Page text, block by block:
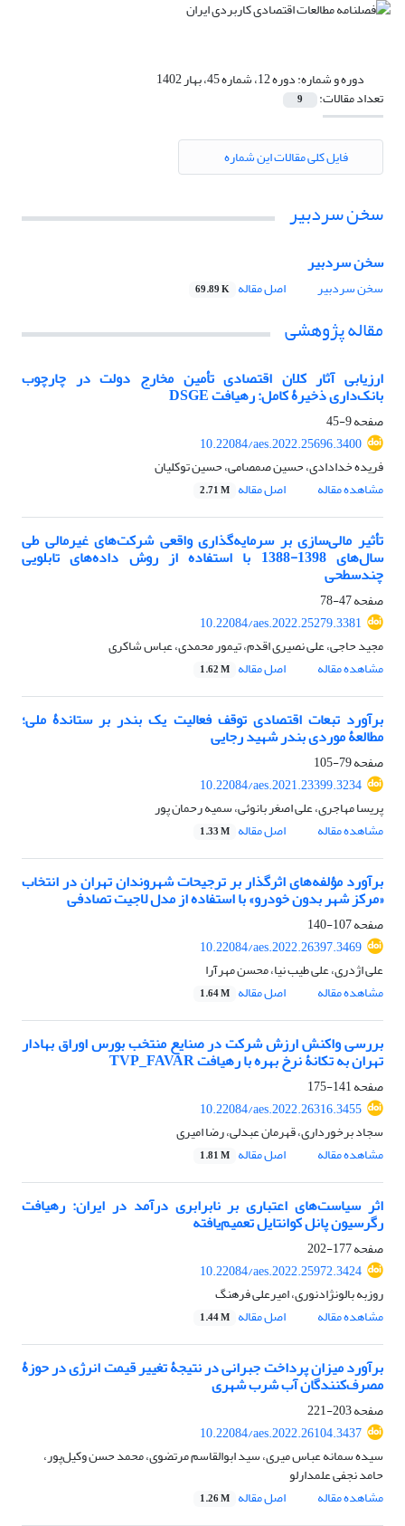
دوره و شماره:دوره 12، شماره 45، بهار 1402
تعداد مقالات: 9
فایل کلی مقالات این شماره
سخن سردبیر
سخن سردبیر
سخن سردبیر اصل مقاله 69.89 K
مقاله پژوهشی
ارزیابی آثار کلان اقتصادی تأمین مخارج دولت در چارچوب
بانک‌داری ذخیرۀ کامل: رهیافت DSGE
صفحه9-45
10.22084/aes.2022.25696.3400
فریده خدادادی، حسین صمصامی، حسین توکلیان
مشاهده مقاله
اصل مقاله 2.71 M
تأثیر مالی‌سازی بر سرمایه‌گذاری واقعی شرکت‌های غیرمالی طی
سال‌های 1398-1388 با استفاده از روش داده‌های تابلویی
چندسطحی
صفحه47-78
10.22084/aes.2022.25279.3381
مجید حاجی، علی نصیری اقدم، تیمور محمدی، عباس شاکری
مشاهده مقاله
اصل مقاله 1.62 M
برآورد تبعات اقتصادی توقف فعالیت یک بندر بر ستاندۀ ملی؛
مطالعۀ موردی بندر شهید رجایی
صفحه79-105
10.22084/aes.2021.23399.3234
پریسا مهاجری، علی اصغر بانوئی، سمیه رحمان پور
مشاهده مقاله
اصل مقاله 1.33 M
برآورد مؤلفه‌های اثرگذار بر ترجیحات شهروندان تهران در انتخاب
«مرکز شهر بدون خودرو» با استفاده از مدل لاجیت تصادفی
صفحه107-140
10.22084/aes.2022.26397.3469
علی اژدری، علی طیب نیا، محسن مهرآرا
مشاهده مقاله
اصل مقاله 1.64 M
بررسی واکنش ارزش شرکت‌ در صنایع منتخب بورس اوراق بهادار
تهران به تکانۀ نرخ بهره با رهیافت TVP_FAVAR
صفحه141-175
10.22084/aes.2022.26316.3455
سجاد برخورداری، قهرمان عبدلی، رضا امیری
مشاهده مقاله
اصل مقاله 1.81 M
اثر سیاست‌های اعتباری بر نابرابری درآمد در ایران: رهیافت
رگرسیون پانل کوانتایل تعمیم‌یافته
صفحه177-202
10.22084/aes.2022.25972.3424
روزبه بالونژادنوری، امیرعلی فرهنگ
مشاهده مقاله
اصل مقاله 1.44 M
برآورد میزان پرداخت جبرانی در نتیجۀ تغییر قیمت انرژی در حوزۀ
مصرف‌کنندگان آب شرب شهری
صفحه203-221
10.22084/aes.2022.26104.3437
سیده سمانه عباس میری، سید ابوالقاسم مرتضوی، محمد حسن وکیل‌پور،
حامد نجفی علمدارلو
مشاهده مقاله
اصل مقاله 1.26 M